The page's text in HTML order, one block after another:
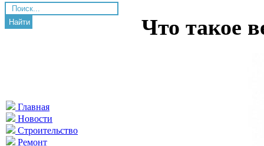
Найти
Главная
Новости
Строительство
Ремонт
Что такое